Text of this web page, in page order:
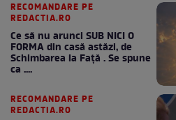
RECOMANDARE PE
REDACTIA.RO
Ce să nu arunci SUB NICI O
FORMA din casă astăzi, de
Schimbarea la Față . Se spune
ca ....
RECOMANDARE PE
REDACTIA.RO